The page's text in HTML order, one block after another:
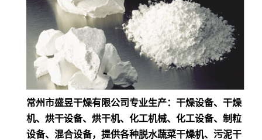
常州市盛昱干燥有限公司专业生产：干燥设备、干燥
机、烘干设备、烘干机、化工机械、化工设备、制粒
设备、混合设备，提供各种脱水蔬菜干燥机、污泥干